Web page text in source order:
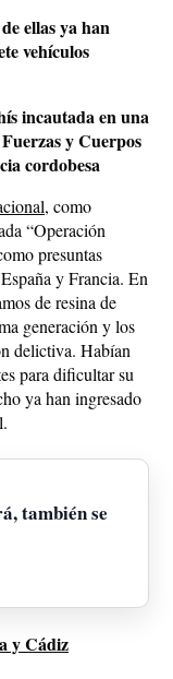
ellas ya han
vehículos
incautada en una
y Cuerpos
cordobesa
, como
“Operación
presuntas
y Francia. En
de resina de
generación y los
delictiva. Habían
para dificultar su
ya han ingresado
también se
y Cádiz